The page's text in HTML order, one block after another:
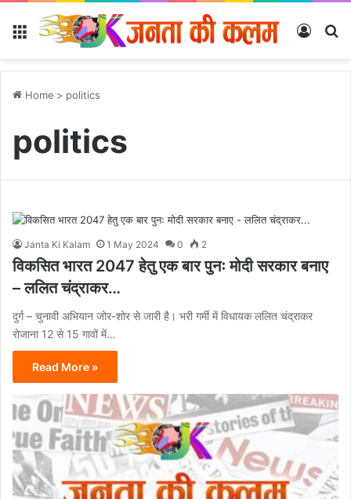
Menu Log In
Home > politics
politics
Janta Ki Kalam 1 May 2024 0 2
विकसित भारत 2047 हेतु एक बार पुनः मोदी सरकार बनाए
– ललित चंद्राकर…
दुर्ग – चुनावी अभियान जोर-शोर से जारी है। भरी गर्मी में विधायक ललित चंद्राकर
रोजाना 12 से 15 गावों में…
Read More »